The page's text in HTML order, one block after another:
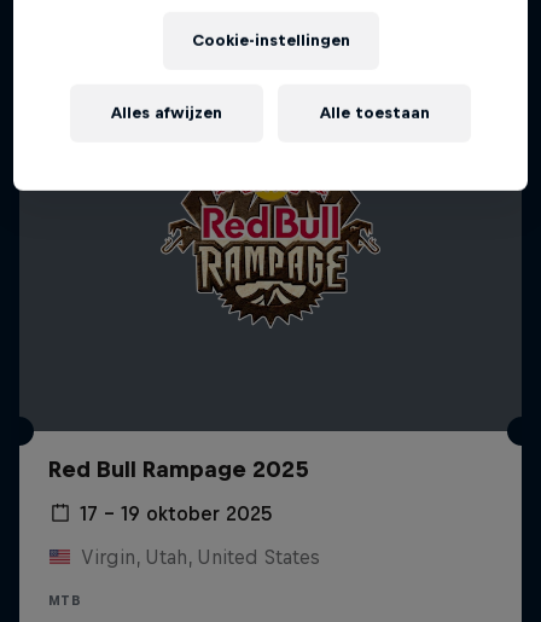
Red Bull Rampage 2025
17 – 19 oktober 2025
Virgin, Utah, United States
MTB
Cookie-instellingen
Alles afwijzen Alle toestaan